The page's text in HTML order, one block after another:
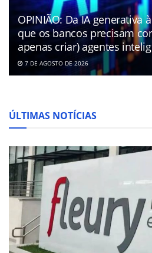
OPINIÃO: Da IA generativa
que os bancos precisam
apenas criar) agentes
7 DE AGOSTO DE 2026
ÚLTIMAS NOTÍCIAS